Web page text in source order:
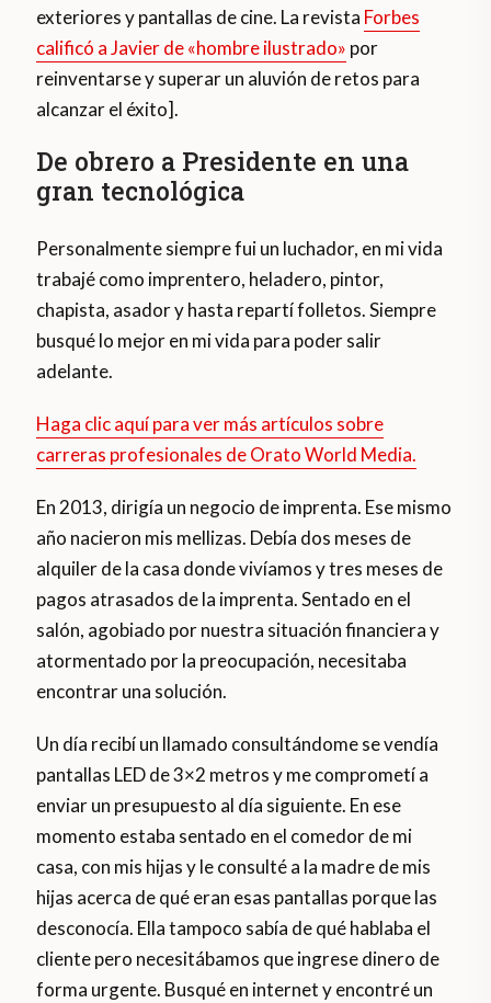
exteriores y pantallas de cine. La revista Forbes
calificó a Javier de «hombre ilustrado» por
reinventarse y superar un aluvión de retos para
alcanzar el éxito].
De obrero a Presidente en una
gran tecnológica
Personalmente siempre fui un luchador, en mi vida
trabajé como imprentero, heladero, pintor,
chapista, asador y hasta repartí folletos. Siempre
busqué lo mejor en mi vida para poder salir
adelante.
Haga clic aquí para ver más artículos sobre
carreras profesionales de Orato World Media.
En 2013, dirigía un negocio de imprenta. Ese mismo
año nacieron mis mellizas. Debía dos meses de
alquiler de la casa donde vivíamos y tres meses de
pagos atrasados de la imprenta. Sentado en el
salón, agobiado por nuestra situación financiera y
atormentado por la preocupación, necesitaba
encontrar una solución.
Un día recibí un llamado consultándome se vendía
pantallas LED de 3×2 metros y me comprometí a
enviar un presupuesto al día siguiente. En ese
momento estaba sentado en el comedor de mi
casa, con mis hijas y le consulté a la madre de mis
hijas acerca de qué eran esas pantallas porque las
desconocía. Ella tampoco sabía de qué hablaba el
cliente pero necesitábamos que ingrese dinero de
forma urgente. Busqué en internet y encontré un